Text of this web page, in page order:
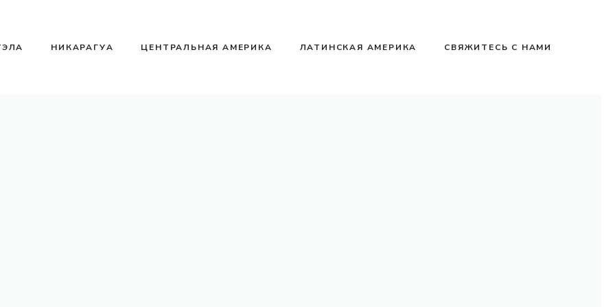
НИКАРАГУА ЦЕНТРАЛЬНАЯ АМЕРИКА ЛАТИНСКАЯ АМЕРИКА СВЯЖИТЕСЬ С НАМИ